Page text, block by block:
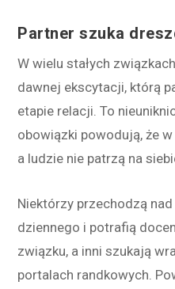
Partner szuka
W wielu stałych
dawnej ekscytacji, którą
etapie relacji. To
obowiązki powodują, że
a ludzie nie patrzą na
Niektórzy przechodzą
dziennego i potrafią
związku, a inni szukają
portalach randkowych.